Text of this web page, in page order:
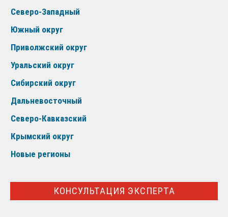
Северо-Западный
Южный округ
Приволжский округ
Уральский округ
Сибирский округ
Дальневосточный
Северо-Кавказский
Крымский округ
Новые регионы
КОНСУЛЬТАЦИЯ ЭКСПЕРТА